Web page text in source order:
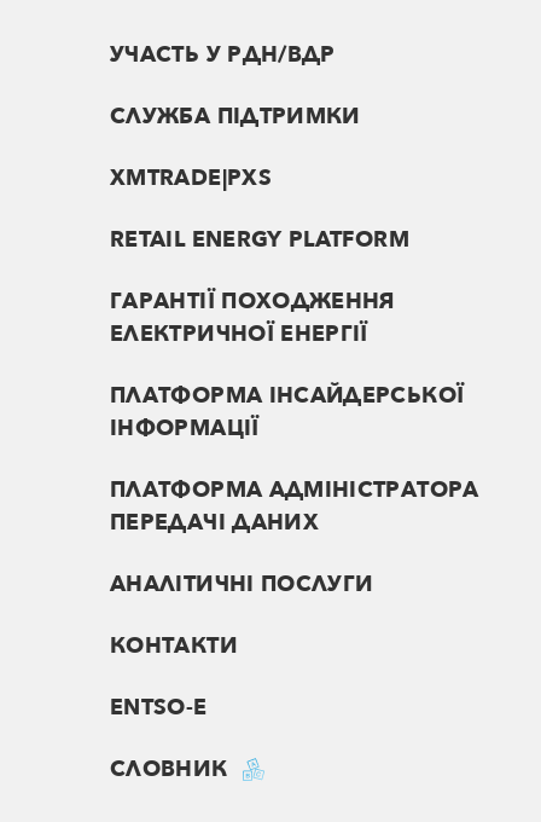
УЧАСТЬ У РДН/ВДР
СЛУЖБА ПІДТРИМКИ
XMTRADE|PXS
RETAIL ENERGY PLATFORM
ГАРАНТІЇ ПОХОДЖЕННЯ
ЕЛЕКТРИЧНОЇ ЕНЕРГІЇ
ПЛАТФОРМА ІНСАЙДЕРСЬКОЇ
ІНФОРМАЦІЇ
ПЛАТФОРМА АДМІНІСТРАТОРА
ПЕРЕДАЧІ ДАНИХ
АНАЛІТИЧНІ ПОСЛУГИ
КОНТАКТИ
ENTSO-E
СЛОВНИК